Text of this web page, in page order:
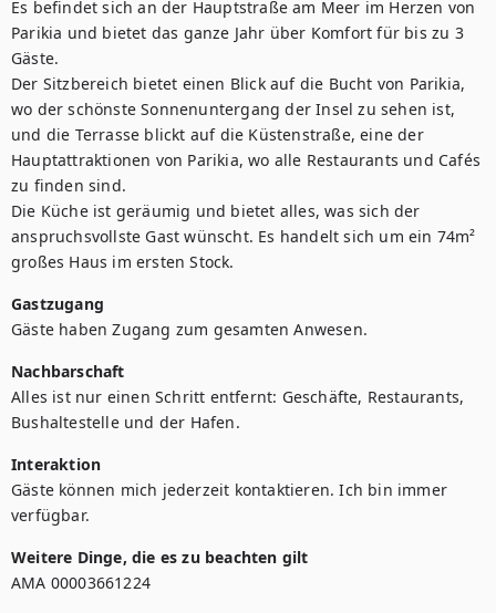
Es befindet sich an der Hauptstraße am Meer im Herzen von
Parikia und bietet das ganze Jahr über Komfort für bis zu 3
Gäste.
Der Sitzbereich bietet einen Blick auf die Bucht von Parikia,
wo der schönste Sonnenuntergang der Insel zu sehen ist,
und die Terrasse blickt auf die Küstenstraße, eine der
Hauptattraktionen von Parikia, wo alle Restaurants und Cafés
zu finden sind.
Die Küche ist geräumig und bietet alles, was sich der
anspruchsvollste Gast wünscht. Es handelt sich um ein 74m²
großes Haus im ersten Stock.
Gastzugang
Gäste haben Zugang zum gesamten Anwesen.
Nachbarschaft
Alles ist nur einen Schritt entfernt: Geschäfte, Restaurants,
Bushaltestelle und der Hafen.
Interaktion
Gäste können mich jederzeit kontaktieren. Ich bin immer
verfügbar.
Weitere Dinge, die es zu beachten gilt
AMA 00003661224